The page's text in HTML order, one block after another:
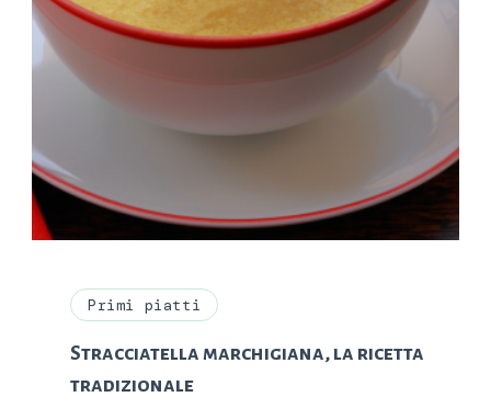
Primi piatti
Stracciatella marchigiana, la ricetta
tradizionale